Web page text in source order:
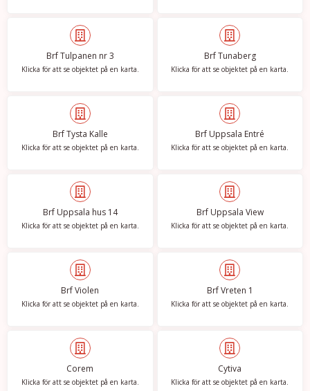
Brf Tulpanen nr 3
Klicka för att se objektet på en karta.
Brf Tunaberg
Klicka för att se objektet på en karta.
Brf Tysta Kalle
Klicka för att se objektet på en karta.
Brf Uppsala Entré
Klicka för att se objektet på en karta.
Brf Uppsala hus 14
Klicka för att se objektet på en karta.
Brf Uppsala View
Klicka för att se objektet på en karta.
Brf Violen
Klicka för att se objektet på en karta.
Brf Vreten 1
Klicka för att se objektet på en karta.
Corem
Klicka för att se objektet på en karta.
Cytiva
Klicka för att se objektet på en karta.